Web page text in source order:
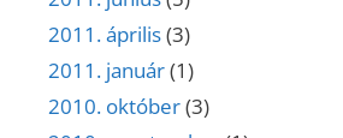
2011. április(3)
2011. január(1)
2010. október(3)